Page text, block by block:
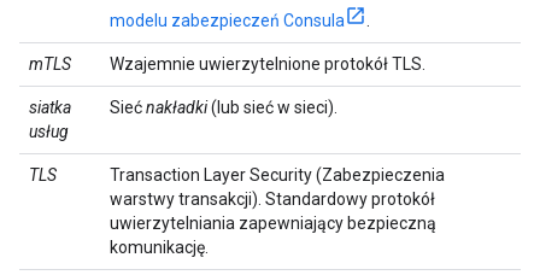
modelu zabezpieczeń Consula
mTLS Wzajemnie uwierzytelnione protokół TLS.
siatka
usług
Siećnakładki(lub sieć w sieci).
TLS
Transaction Layer Security (Zabezpieczenia
warstwy transakcji). Standardowy protokół
uwierzytelniania zapewniający bezpieczną
komunikację.